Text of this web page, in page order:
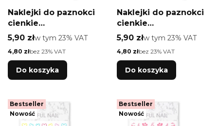
Naklejki do paznokci
cienkie
samoprzylepne
kwiatki SO-272
czarne
Cena brutto
5,90 złw tym %s VAT
w tym 23% VAT
Cena netto
4,80 złbez 23% VAT
Do koszyka
Naklejki do paznokci
cienkie
samoprzylepne
kwiatki JO-2633
Cena brutto
5,90 złw tym %s VAT
w tym 23% VAT
Cena netto
4,80 złbez 23% VAT
Do koszyka
Bestseller
Nowość
Bestseller
Nowość